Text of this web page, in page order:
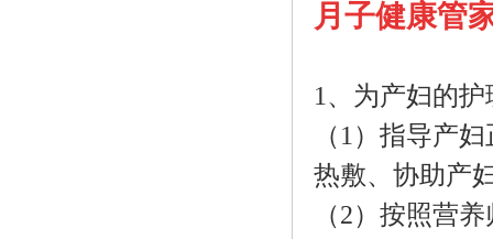
月子健康管
1、为产妇的护
（1）指导产
热敷、协助产
（2）按照营